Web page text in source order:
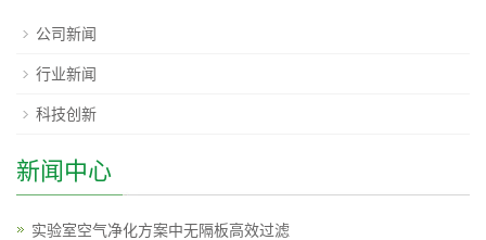
公司新闻
行业新闻
科技创新
新闻中心
实验室空气净化方案中无隔板高效过滤